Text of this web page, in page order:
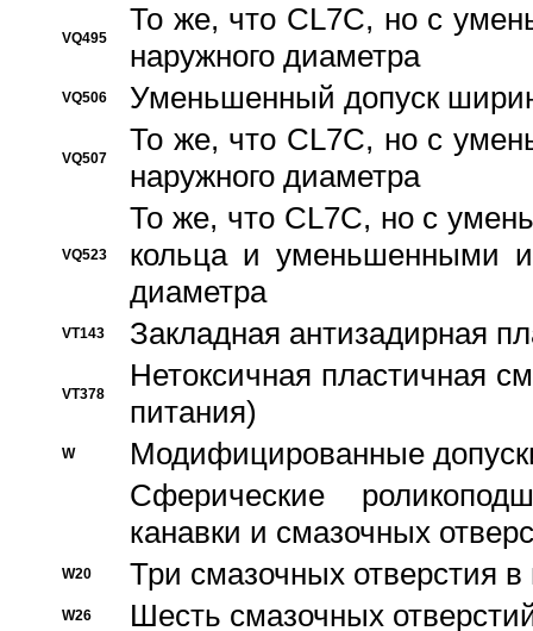
VQ495
То же, что CL7C, но с
наружного диаметра
VQ506 Уменьшенный допуск
VQ507
То же, что CL7C, но с
наружного диаметра
VQ523
То же, что CL7C, но с
кольца и уменьшенными
диаметра
VT143 Закладная антизадирная
VT378
Нетоксичная пластичная
питания)
W
Модифицированные
Сферические
канавки и смазочных
W20 Три смазочных отверстия
W26 Шесть смазочных